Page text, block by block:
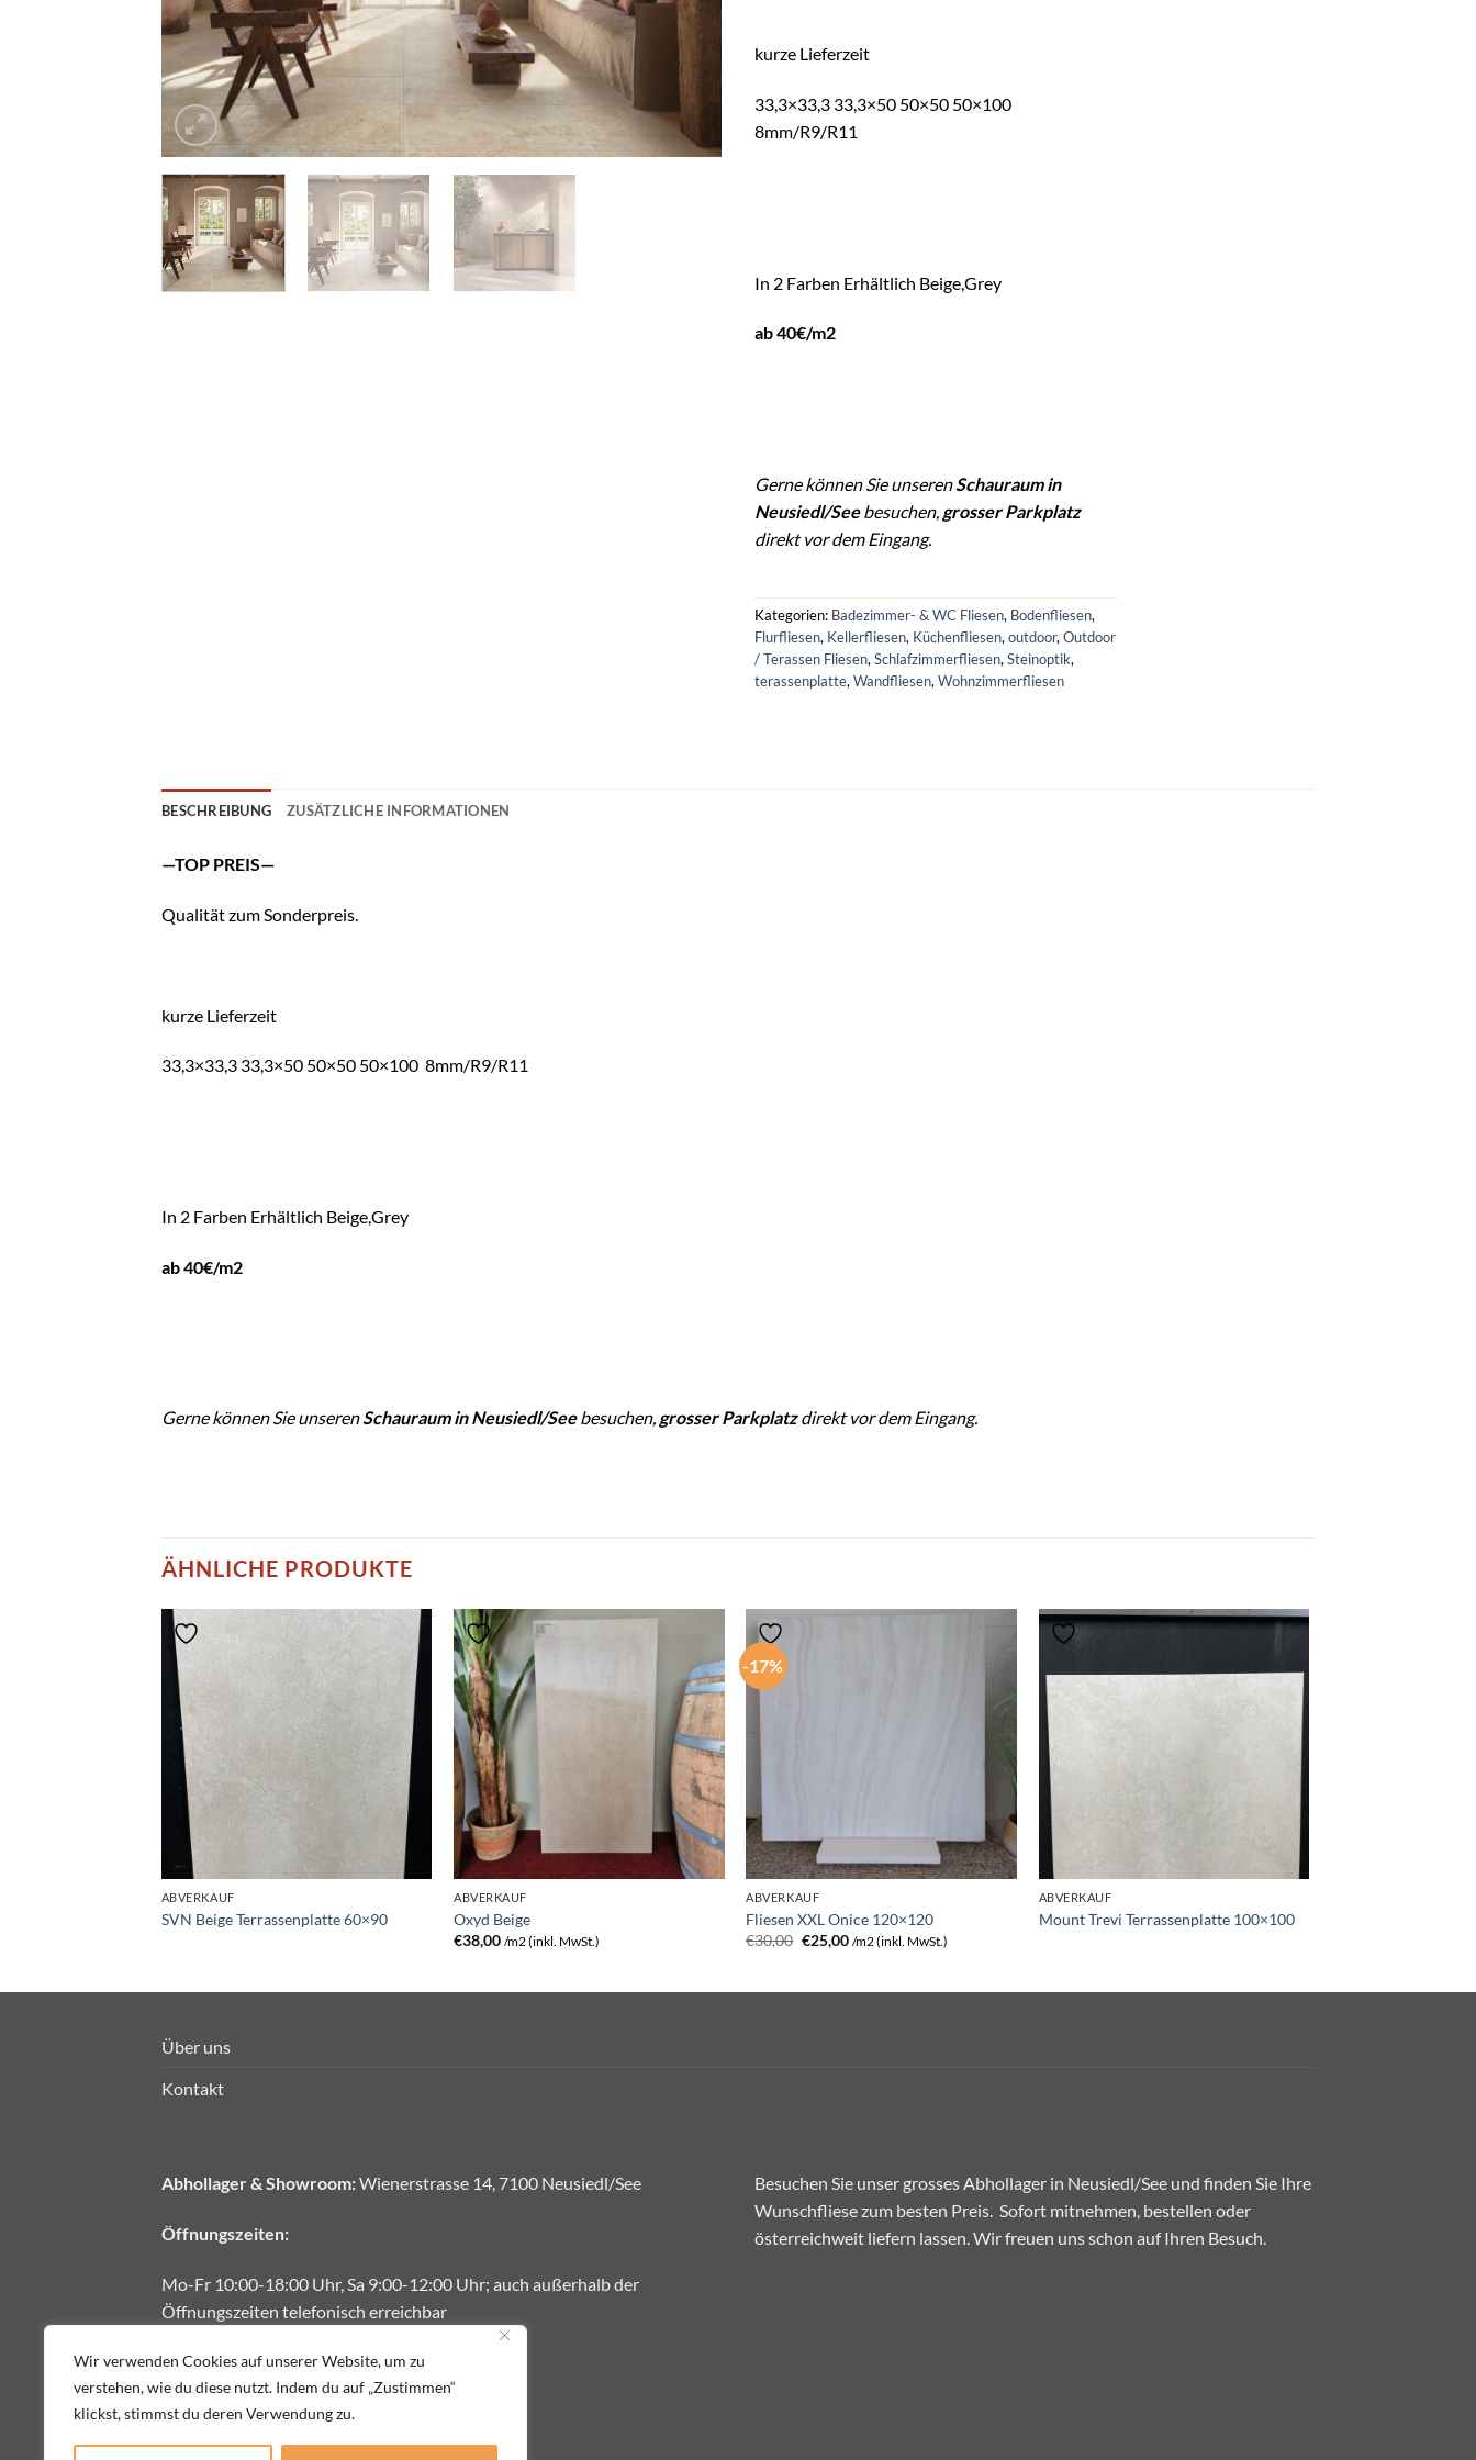
Wir verwenden Cookies auf unserer Website, um zu
verstehen, wie du diese nutzt. Indem du auf „Zustimmen“
klickst, stimmst du deren Verwendung zu.
kurze Lieferzeit
33,3×33,3 33,3×50 50×50 50×100
8mm/R9/R11
In 2 Farben Erhältlich Beige,Grey
ab 40€/m2
Gerne können Sie unserenSchauraum in
Neusiedl/Seebesuchen, grosser Parkplatz
direkt vor dem Eingang.
Kategorien: Badezimmer- & WC Fliesen, Bodenfliesen,
Flurfliesen, Kellerfliesen, Küchenfliesen,outdoor,Outdoor
/ Terassen Fliesen,Schlafzimmerfliesen,Steinoptik,
terassenplatte,Wandfliesen,Wohnzimmerfliesen
BESCHREIBUNG ZUSÄTZLICHE INFORMATIONEN
—TOP PREIS—
Qualität zum Sonderpreis.
kurze Lieferzeit
33,3×33,3 33,3×50 50×50 50×100 8mm/R9/R11
In 2 Farben Erhältlich Beige,Grey
ab 40€/m2
Gerne können Sie unserenSchauraum in Neusiedl/Seebesuchen, grosser Parkplatzdirekt vor dem Eingang.
ÄHNLICHE PRODUKTE
ABVERKAUF
SVN Beige Terrassenplatte 60×90
ABVERKAUF
Oxyd Beige
€38,00 /m2 (inkl. MwSt.)
-17%
ABVERKAUF
Fliesen XXL Onice 120×120
€30,00 Ursprünglicher
Preis
€25,00Aktueller
Preis
/m2 (inkl. MwSt.)
ABVERKAUF
Mount Trevi Terrassenplatte 100×100
Über uns
Kontakt
Abhollager & Showroom:Wienerstrasse 14, 7100 Neusiedl/See
Öffnungszeiten:
Mo-Fr 10:00-18:00 Uhr, Sa 9:00-12:00 Uhr; auch außerhalb der
Öffnungszeiten telefonisch erreichbar
E-Mail:office@fliesendiskont.at
Telefon:+43 664 1888222
Besuchen Sie unser grosses Abhollager in Neusiedl/See und finden Sie Ihre
Wunschfliese zum besten Preis. Sofort mitnehmen, bestellen oder
österreichweit liefern lassen. Wir freuen uns schon auf Ihren Besuch.